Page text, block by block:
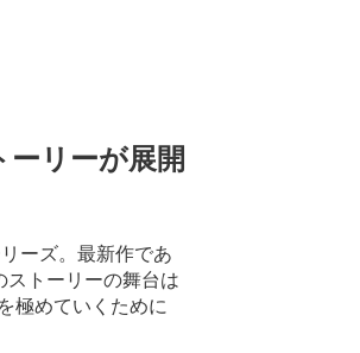
リーが展開
ーズ。最新作であ
トーリーの舞台は
極めていくために